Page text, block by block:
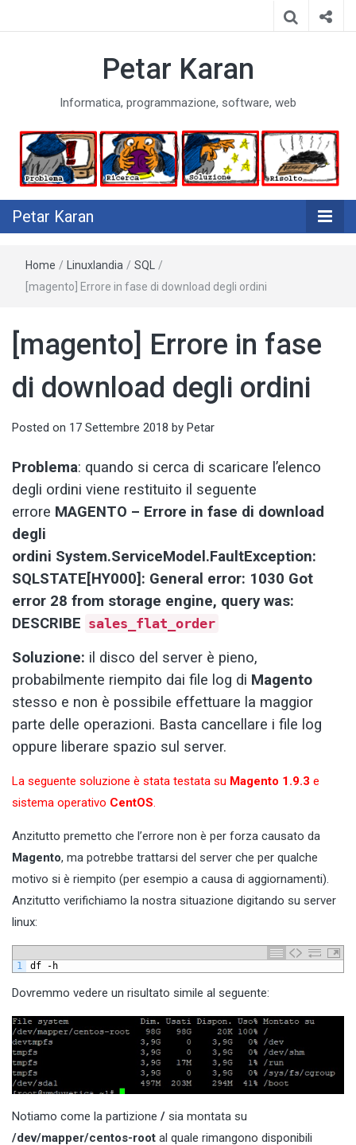
Petar Karan
Informatica, programmazione, software, web
Petar Karan
Home / Linuxlandia / SQL /
[magento] Errore in fase di download degli ordini
[magento] Errore in fase
di download degli ordini
Posted on 17 Settembre 2018 by Petar
Problema: quando si cerca di scaricare l’elenco
degli ordini viene restituito il seguente
errore MAGENTO – Errore in fase di download
degli
ordini System.ServiceModel.FaultException:
SQLSTATE[HY000]: General error: 1030 Got
error 28 from storage engine, query was:
DESCRIBE sales_flat_order
Soluzione: il disco del server è pieno,
probabilmente riempito dai file log di Magento
stesso e non è possibile effettuare la maggior
parte delle operazioni. Basta cancellare i file log
oppure liberare spazio sul server.
La seguente soluzione è stata testata su Magento 1.9.3 e
sistema operativo CentOS.
Anzitutto premetto che l’errore non è per forza causato da
Magento, ma potrebbe trattarsi del server che per qualche
motivo si è riempito (per esempio a causa di aggiornamenti).
Anzitutto verifichiamo la nostra situazione digitando su server
linux:
1 df - h
Dovremmo vedere un risultato simile al seguente:
Notiamo come la partizione / sia montata su
/dev/mapper/centos-root al quale rimangono disponibili